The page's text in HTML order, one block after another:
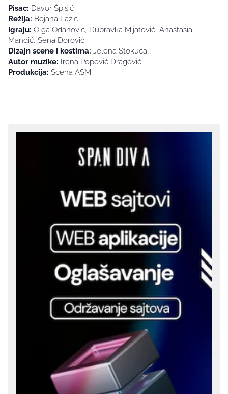
Pisac: Davor Špišić
Režija: Bojana Lazić
Igraju: Olga Odanović, Dubravka Mijatović, Anastasia
Mandić, Sena Đorović
Dizajn scene i kostima: Jelena Stokuća,
Autor muzike: Irena Popović Dragović,
Produkcija: Scena ASM